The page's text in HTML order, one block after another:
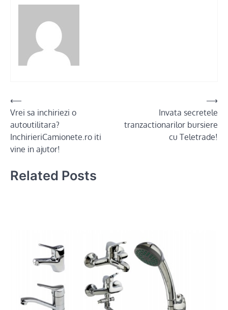
Post
navigation
⟵
Vrei sa inchiriezi o
autoutilitara?
InchirieriCamionete.ro iti
vine in ajutor!
Invata secretele
tranzactionarilor bursiere
cu Teletrade!
⟶
Related Posts